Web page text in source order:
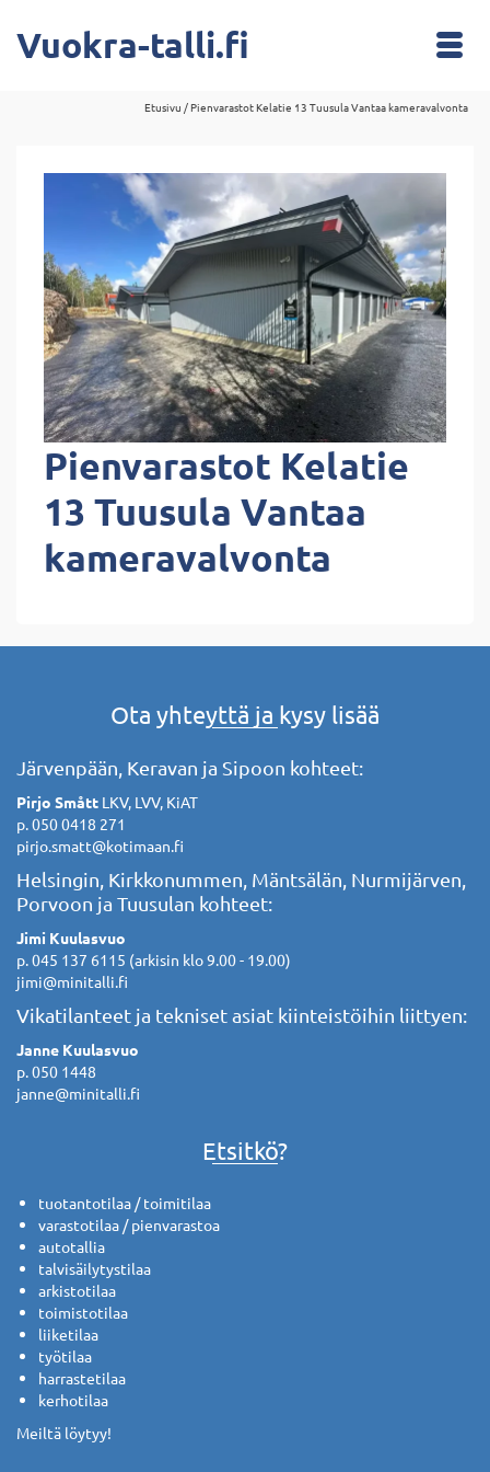
Vuokra-talli.fi
Etusivu /Pienvarastot Kelatie 13 Tuusula Vantaa kameravalvonta
Pienvarastot Kelatie
13 Tuusula Vantaa
kameravalvonta
Ota yhteyttä ja kysy lisää
Järvenpään, Keravan ja Sipoon kohteet:
Pirjo Smått LKV, LVV, KiAT
p. 050 0418 271
pirjo.smatt@kotimaan.fi
Helsingin, Kirkkonummen, Mäntsälän, Nurmijärven,
Porvoon ja Tuusulan kohteet:
Jimi Kuulasvuo
p. 045 137 6115 (arkisin klo 9.00 - 19.00)
jimi@minitalli.fi
Vikatilanteet ja tekniset asiat kiinteistöihin liittyen:
Janne Kuulasvuo
p. 050 1448
janne@minitalli.fi
Etsitkö?
tuotantotilaa / toimitilaa
varastotilaa / pienvarastoa
autotallia
talvisäilytystilaa
arkistotilaa
toimistotilaa
liiketilaa
työtilaa
harrastetilaa
kerhotilaa
Meiltä löytyy!